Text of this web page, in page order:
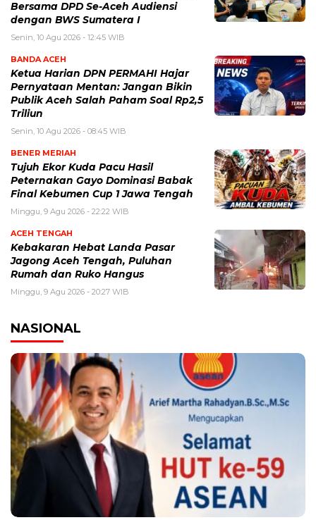
Bersama DPD Se-Aceh Audiensi
dengan BWS Sumatera I
Senin, 10 Agu 2026 - 12:45 WIB
BANDA ACEH
Ketua Harian DPN PERMAHI Hajar
Pernyataan Mentan: Jangan Bikin
Publik Aceh Salah Paham Soal Rp2,5
Triliun
Senin, 10 Agu 2026 - 08:45 WIB
BENER MERIAH
Tujuh Ekor Kuda Pacu Hasil
Peternakan Gayo Dominasi Babak
Final Kebumen Cup 1 Jawa Tengah
Minggu, 9 Agu 2026 - 22:22 WIB
ACEH TENGAH
Kebakaran Hebat Landa Pasar
Jagong Aceh Tengah, Puluhan
Rumah dan Ruko Hangus
Minggu, 9 Agu 2026 - 20:27 WIB
NASIONAL